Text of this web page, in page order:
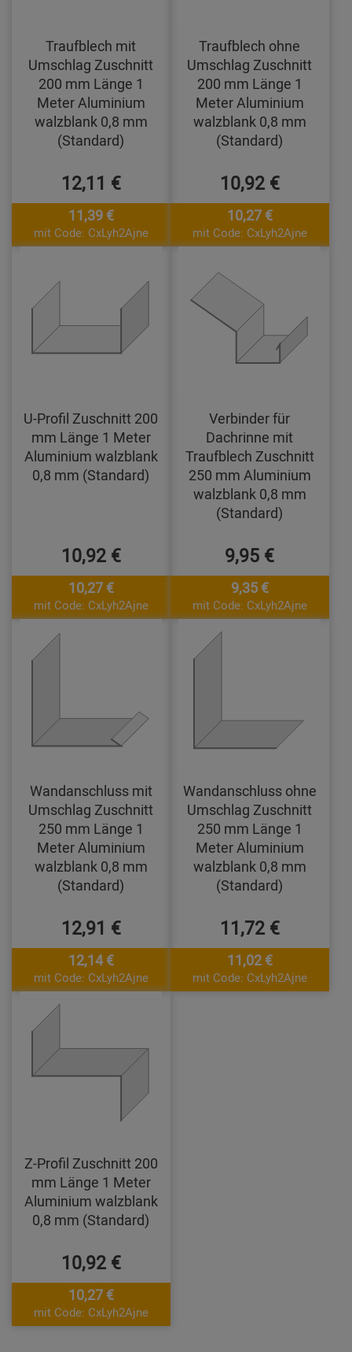
Traufblech mit
Umschlag Zuschnitt
200 mm Länge 1
Meter Aluminium
walzblank 0,8 mm
(Standard)
12,11 €
11,39 €
mit Code: CxLyh2Ajne
Traufblech ohne
Umschlag Zuschnitt
200 mm Länge 1
Meter Aluminium
walzblank 0,8 mm
(Standard)
10,92 €
10,27 €
mit Code: CxLyh2Ajne
U-Profil Zuschnitt 200
mm Länge 1 Meter
Aluminium walzblank
0,8 mm (Standard)
10,92 €
10,27 €
mit Code: CxLyh2Ajne
Verbinder für
Dachrinne mit
Traufblech Zuschnitt
250 mm Aluminium
walzblank 0,8 mm
(Standard)
9,95 €
9,35 €
mit Code: CxLyh2Ajne
Wandanschluss mit
Umschlag Zuschnitt
250 mm Länge 1
Meter Aluminium
walzblank 0,8 mm
(Standard)
12,91 €
12,14 €
mit Code: CxLyh2Ajne
Wandanschluss ohne
Umschlag Zuschnitt
250 mm Länge 1
Meter Aluminium
walzblank 0,8 mm
(Standard)
11,72 €
11,02 €
mit Code: CxLyh2Ajne
Z-Profil Zuschnitt 200
mm Länge 1 Meter
Aluminium walzblank
0,8 mm (Standard)
10,92 €
10,27 €
mit Code: CxLyh2Ajne